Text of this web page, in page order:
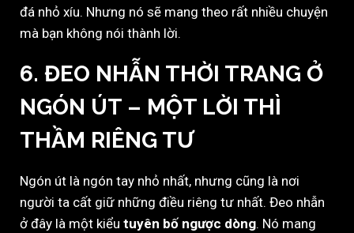
đá nhỏ xíu. Nhưng nó sẽ mang theo rất nhiều chuyện
mà bạn không nói thành lời.
6. ĐEO NHẪN THỜI TRANG Ở
NGÓN ÚT – MỘT LỜI THÌ
THẦM RIÊNG TƯ
Ngón út là ngón tay nhỏ nhất, nhưng cũng là nơi
người ta cất giữ những điều riêng tư nhất. Đeo nhẫn
ở đây là một kiểu tuyên bố ngược dòng. Nó mang